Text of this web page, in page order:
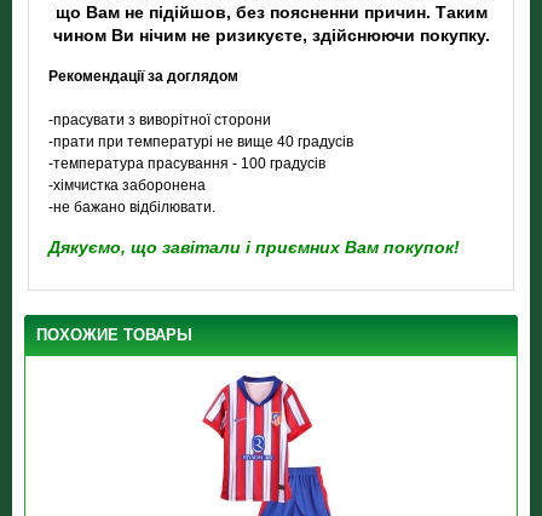
що Вам не підійшов, без поясненни причин. Таким
чином Ви нічим не ризикуєте, здійснюючи покупку.
Рекомендації за доглядом
-прасувати з виворітної сторони
-прати при температурі не вище 40 градусів
-температура прасування - 100 градусів
-хімчистка заборонена
-не бажано відбілювати.
Дякуємо, що завітали і приємних Вам покупок!
ПОХОЖИЕ ТОВАРЫ